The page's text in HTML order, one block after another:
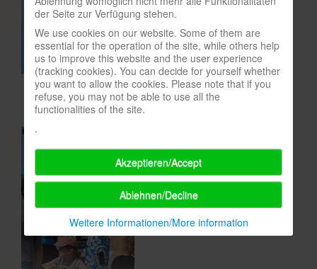
In eigener Sache-On our own behalf
Archivierte Meldungen-News archive
der Seite zur Verfügung stehen.
We use cookies on our website. Some of them are
essential for the operation of the site, while others help
us to improve this website and the user experience
(tracking cookies). You can decide for yourself whether
you want to allow the cookies. Please note that if you
refuse, you may not be able to use all the
functionalities of the site.
.
Akzeptieren/Accept
Ablehnen/Decline
Weitere Informationen/More information